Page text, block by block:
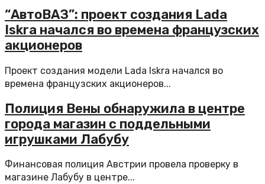
“АвтоВАЗ”: проект создания Lada
Iskra начался во времена французских
акционеров
Проект создания модели Lada Iskra начался во
времена французских акционеров...
Полиция Вены обнаружила в центре
города магазин с поддельными
игрушками Лабубу
Финансовая полиция Австрии провела проверку в
магазине Лабубу в центре...